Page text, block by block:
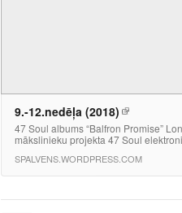
9.-12.nedēļa (2018)
47 Soul albums “Balfron Promise”
mākslinieku projekta 47 Soul
SPALVENS.WORDPRESS.COM